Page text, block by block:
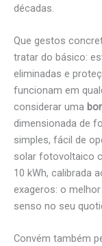
décadas.
Que gestos
tratar do básico:
eliminadas e
funcionam em
considerar uma
dimensionada de
simples, fácil de
solar fotovoltaico
10 kWh, calibrada
exageros: o
senso no seu
Convém também